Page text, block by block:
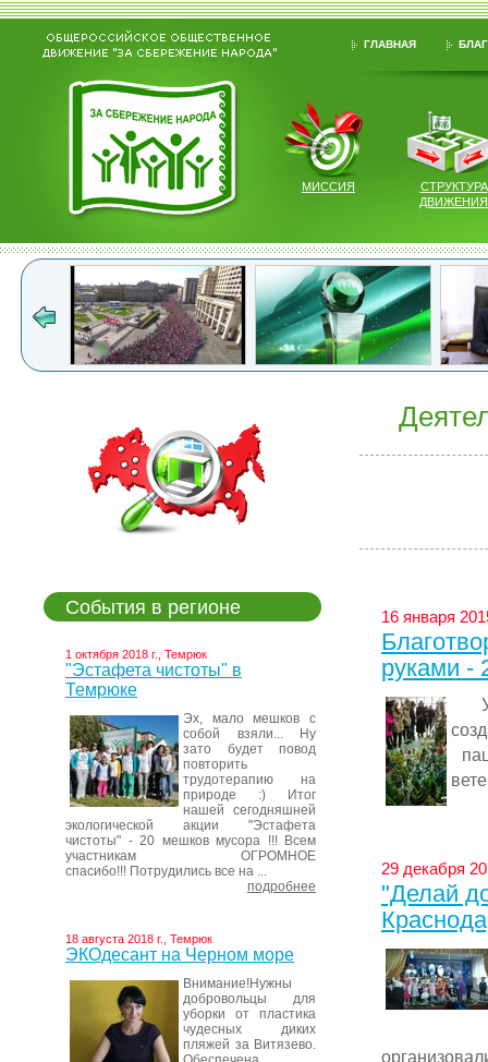
ГЛАВНАЯ
МИССИЯ
СТРУКТУРА
ДВИЖЕНИЯ
События в регионе
1 октября 2018 г., Темрюк
"Эстафета чистоты" в
Темрюке
Эх, мало мешков с
собой взяли... Ну
зато будет повод
повторить
трудотерапию на
природе :) Итог
нашей сегодняшней
экологической акции "Эстафета
чистоты" - 20 мешков мусора !!! Всем
участникам ОГРОМНОЕ
спасибо!!! Потрудились все на ...
подробнее
18 августа 2018 г., Темрюк
ЭКОдесант на Черном море
Внимание!Нужны
добровольцы для
уборки от пластика
чудесных диких
пляжей за Витязево.
16 января
руками -
29 декабря
"Делай